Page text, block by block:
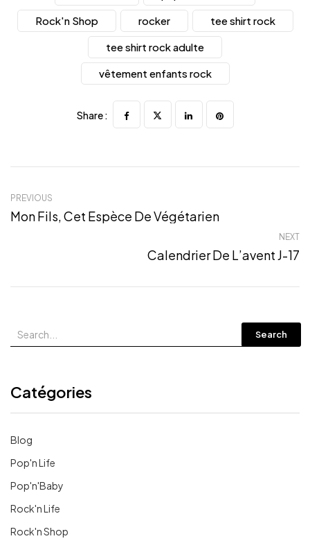
Search
Catégories
Blog
Pop'n Life
Pop'n'Baby
Rock'n Life
Rock'n Shop
Rock'n Shop
rocker
tee shirt rock
tee shirt rock adulte
vêtement enfants rock
Share :
PREVIOUS
Mon Fils, Cet Espèce De Végétarien
NEXT
Calendrier De L’avent J-17